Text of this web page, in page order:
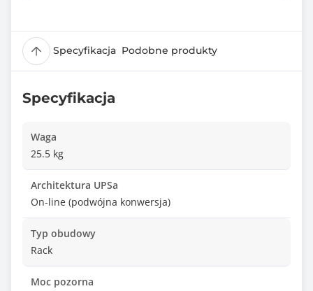
Specyfikacja Podobne produkty
Specyfikacja
Waga
25.5 kg
Architektura UPSa
On-line (podwójna konwersja)
Typ obudowy
Rack
Moc pozorna